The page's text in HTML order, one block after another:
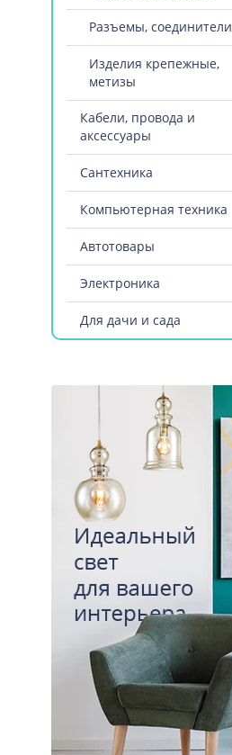
Разъемы, соединители
Изделия крепежные,
метизы
Кабели, провода и
аксессуары
Сантехника
Компьютерная техника
Автотовары
Электроника
Для дачи и сада